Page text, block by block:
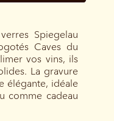
Spiegelau
Caves du
vos vins, ils
La gravure
élégante, idéale
comme cadeau